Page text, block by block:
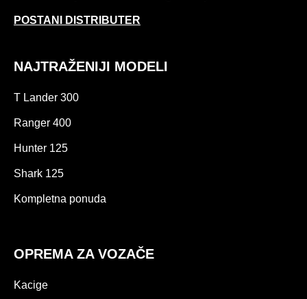
POSTANI DISTRIBUTER
NAJTRAŽENIJI MODELI
T Lander 300
Ranger 400
Hunter 125
Shark 125
Kompletna ponuda
OPREMA ZA VOZAČE
Kacige